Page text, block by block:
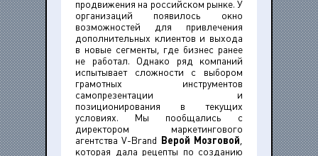
продвижения на российском рынке. У
организаций появилось окно
возможностей для привлечения
дополнительных клиентов и выхода
в новые сегменты, где бизнес ранее
не работал. Однако ряд компаний
испытывает сложности с выбором
грамотных инструментов
самопрезентации и
позиционирования в текущих
условиях. Мы пообщались с
директором маркетингового
агентства V-Brand Верой Мозговой
которая дала рецепты по созданию